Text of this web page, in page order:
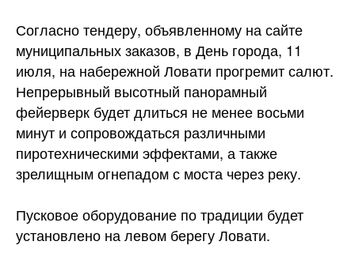
Согласно тендеру, объявленному на сайте
муниципальных заказов, в День города, 11
июля, на набережной Ловати прогремит салют.
Непрерывный высотный панорамный
фейерверк будет длиться не менее восьми
минут и сопровождаться различными
пиротехническими эффектами, а также
зрелищным огнепадом с моста через реку.
Пусковое оборудование по традиции будет
установлено на левом берегу Ловати.